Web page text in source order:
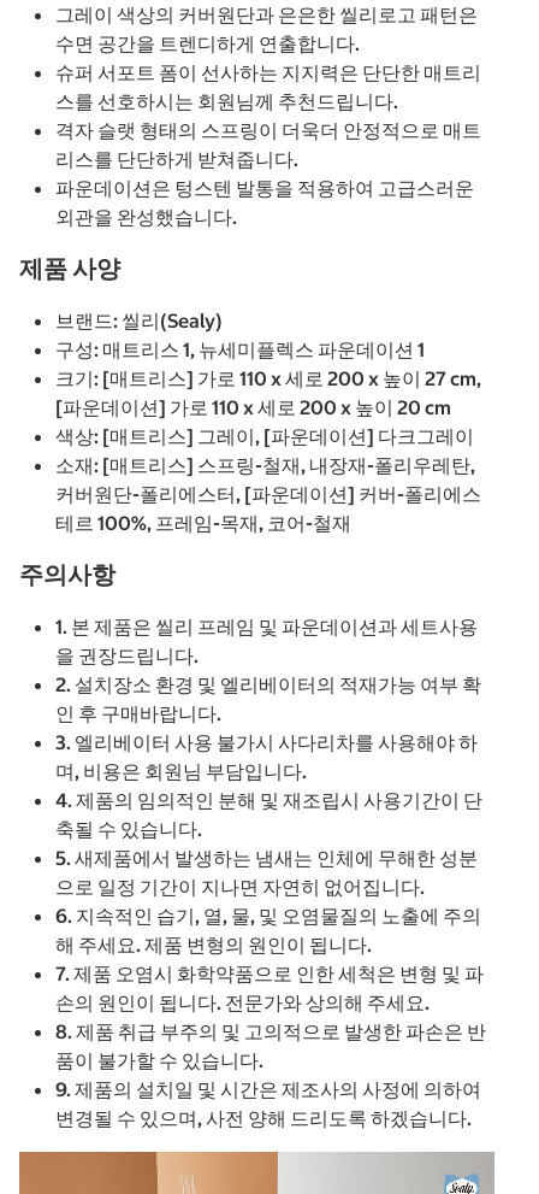
그레이 색상의 커버원단과 은은한 씰리로고 패턴은
수면 공간을 트렌디하게 연출합니다.
슈퍼 서포트 폼이 선사하는 지지력은 단단한 매트리
스를 선호하시는 회원님께 추천드립니다.
격자 슬랫 형태의 스프링이 더욱더 안정적으로 매트
리스를 단단하게 받쳐줍니다.
파운데이션은 텅스텐 발통을 적용하여 고급스러운
외관을 완성했습니다.
제품 사양
브랜드: 씰리(Sealy)
구성: 매트리스 1, 뉴세미플렉스 파운데이션 1
크기: [매트리스] 가로 110 x 세로 200 x 높이 27 cm,
[파운데이션] 가로 110 x 세로 200 x 높이 20 cm
색상: [매트리스] 그레이, [파운데이션] 다크그레이
소재: [매트리스] 스프링-철재, 내장재-폴리우레탄,
커버원단-폴리에스터, [파운데이션] 커버-폴리에스
테르 100%, 프레임-목재, 코어-철재
주의사항
1. 본 제품은 씰리 프레임 및 파운데이션과 세트사용
을 권장드립니다.
2. 설치장소 환경 및 엘리베이터의 적재가능 여부 확
인 후 구매바랍니다.
3. 엘리베이터 사용 불가시 사다리차를 사용해야 하
며, 비용은 회원님 부담입니다.
4. 제품의 임의적인 분해 및 재조립시 사용기간이 단
축될 수 있습니다.
5. 새제품에서 발생하는 냄새는 인체에 무해한 성분
으로 일정 기간이 지나면 자연히 없어집니다.
6. 지속적인 습기, 열, 물, 및 오염물질의 노출에 주의
해 주세요. 제품 변형의 원인이 됩니다.
7. 제품 오염시 화학약품으로 인한 세척은 변형 및 파
손의 원인이 됩니다. 전문가와 상의해 주세요.
8. 제품 취급 부주의 및 고의적으로 발생한 파손은 반
품이 불가할 수 있습니다.
9. 제품의 설치일 및 시간은 제조사의 사정에 의하여
변경될 수 있으며, 사전 양해 드리도록 하겠습니다.